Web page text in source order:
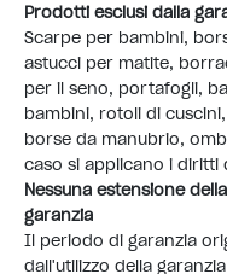
Prodotti esclusi dalla
Scarpe per bambini,
astucci per matite,
per il seno, portafogli,
bambini, rotoli di
borse da manubrio,
caso si applicano i diritti
Nessuna estensione
garanzia
Il periodo di garanzia
dall'utilizzo della